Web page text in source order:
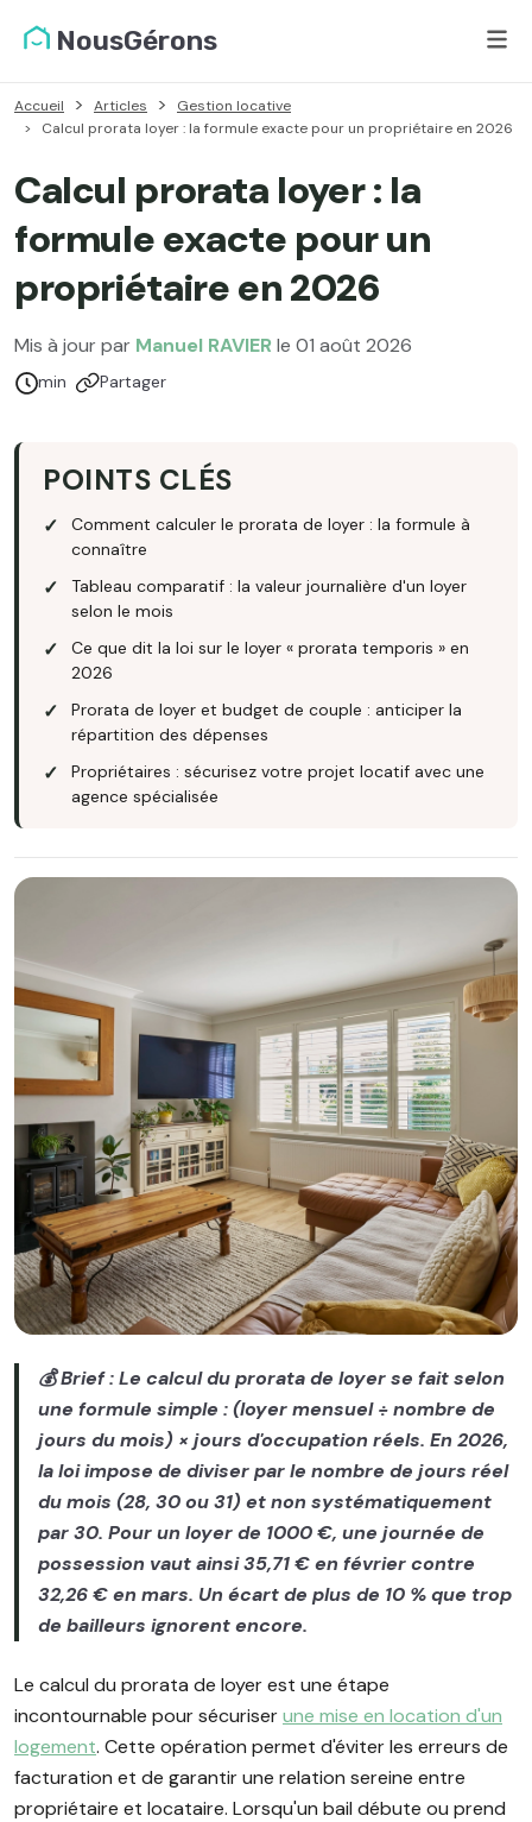
NousGérons
Accueil Articles
Gestion locative
Calcul prorata loyer : la formule exacte pour un propriétaire en 2026
Calcul prorata loyer : la
formule exacte pour un
propriétaire en 2026
Mis à jour par Manuel RAVIER le 01 août 2026
Temps de lecture :
min Partager
POINTS CLÉS
Comment calculer le prorata de loyer : la formule à
connaître
Tableau comparatif : la valeur journalière d'un loyer
selon le mois
Ce que dit la loi sur le loyer « prorata temporis » en
2026
Prorata de loyer et budget de couple : anticiper la
répartition des dépenses
Propriétaires : sécurisez votre projet locatif avec une
agence spécialisée
💰️ Brief : Le calcul du prorata de loyer se fait selon
une formule simple : (loyer mensuel ÷ nombre de
jours du mois) × jours d'occupation réels. En 2026,
la loi impose de diviser par le nombre de jours réel
du mois (28, 30 ou 31) et non systématiquement
par 30. Pour un loyer de 1000 €, une journée de
possession vaut ainsi 35,71 € en février contre
32,26 € en mars. Un écart de plus de 10 % que trop
de bailleurs ignorent encore.
Le calcul du prorata de loyer est une étape
incontournable pour sécuriserune mise en location d'un
logement. Cette opération permet d'éviter les erreurs de
facturation et de garantir une relation sereine entre
propriétaire et locataire. Lorsqu'un bail débute ou prend